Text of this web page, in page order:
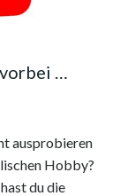
vorbei …
ausprobieren
Hobby?
du die